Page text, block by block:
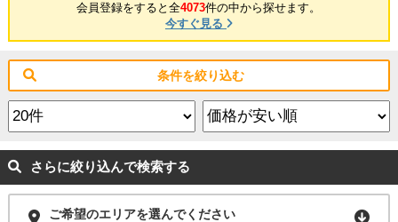
会員登録をすると全4073件の中から探せます。
今すぐ見る
条件を絞り込む
さらに絞り込んで検索する
ご希望のエリアを選んでください